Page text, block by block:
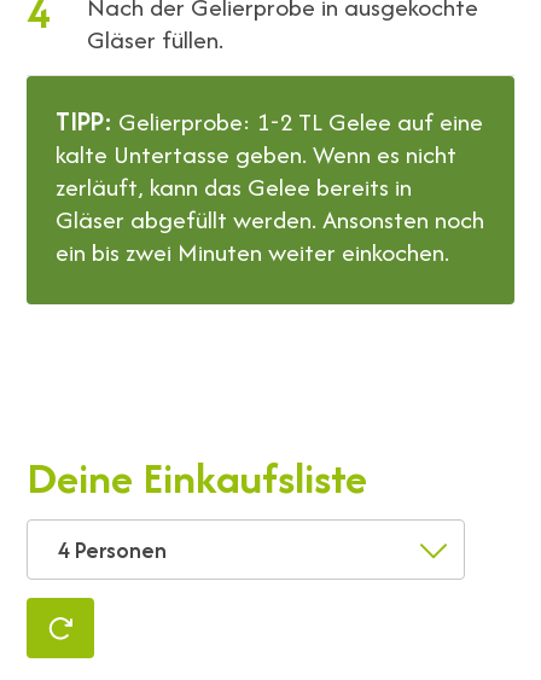
4
Gläser füllen.
TIPP: Gelierprobe: 1-2 TL Gelee auf eine
kalte Untertasse geben. Wenn es nicht
zerläuft, kann das Gelee bereits in
Gläser abgefüllt werden. Ansonsten noch
ein bis zwei Minuten weiter einkochen.
Deine Einkaufsliste
4 Personen